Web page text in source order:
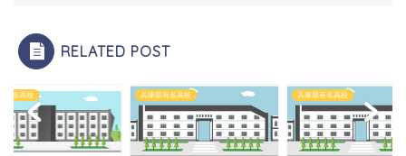
RELATED POST
有名高校 兵庫県有名高校 兵庫県有名高校